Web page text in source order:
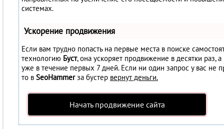
системах.
Ускорение продвижения
Если вам трудно попасть на первые места в поиске
технологию Буст, она ускоряет продвижение в десятки раз,
уже в течение первых 7 дней. Если ни один запрос у вас не
то в SeoHammerза бустер вернут деньги.
Начать продвижение сайта